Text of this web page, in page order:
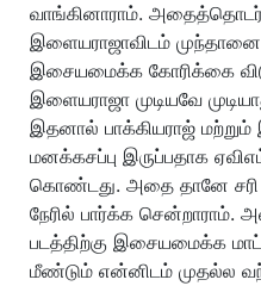
வாங்கினாராம்.
இளையராஜாவிடம் முந்தானை
இசையமைக்க கோரிக்கை
இளையராஜா முடியவே
இதனால் பாக்கியராஜ்
மனக்கசப்பு இருப்பதாக
கொண்டது. அதை தானே சரி
நேரில் பார்க்க சென்றாராம்.
படத்திற்கு இசையமைக்க
மீண்டும் என்னிடம் முதல்ல